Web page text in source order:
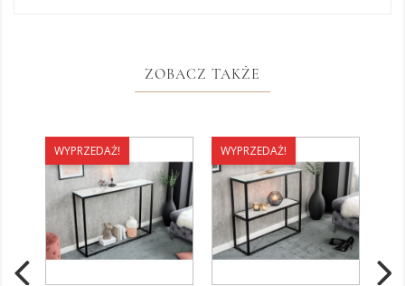
ZOBACZ TAKŻE
WYPRZEDAŻ! WYPRZEDAŻ!